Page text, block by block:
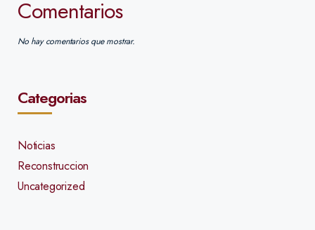
Comentarios
No hay comentarios que mostrar.
Categorias
Noticias
Reconstruccion
Uncategorized